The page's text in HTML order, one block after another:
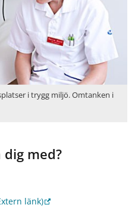
i trygg miljö. Omtanken i
med?
länk)